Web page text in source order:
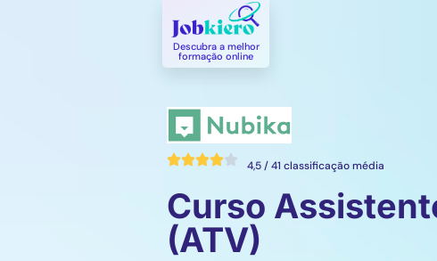
Descubra a melhor
formação online​
4,5 / 41 classificação média
Curso
(ATV)